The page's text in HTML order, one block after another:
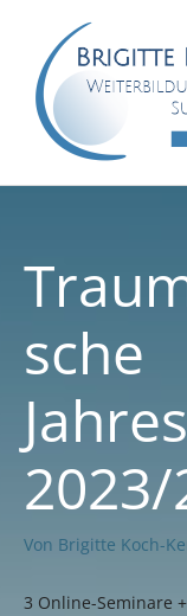
springen
sche
Von Brigitte Koch-
3 Online-Seminare